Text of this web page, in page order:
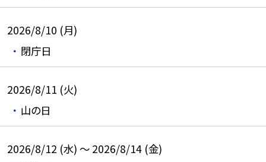
2026/8/10 (月)
閉庁日
2026/8/11 (火)
山の日
2026/8/12 (水) ～ 2026/8/14 (金)